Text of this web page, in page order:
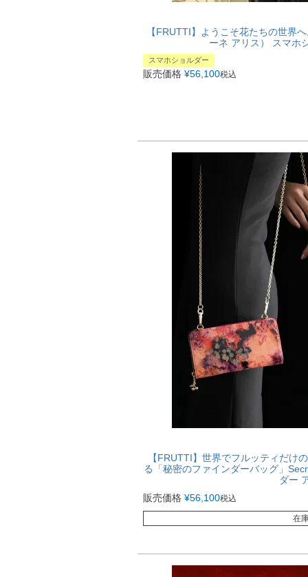
【FRUTTI】ようこそ花たちの世界
ーネ アリス） スマホ
スマホショルダー
販売価格 ¥56,100税込
【FRUTTI】世界でフルッティだけ
る「秘密のファインダーバッグ」
ダー
販売価格 ¥56,100税込
在